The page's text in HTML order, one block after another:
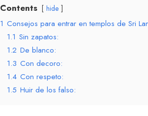
Contents hide
1 Consejos para entrar en templos de Sri
1.1 Sin zapatos:
1.2 De blanco:
1.3 Con decoro:
1.4 Con respeto:
1.5 Huir de los falso: